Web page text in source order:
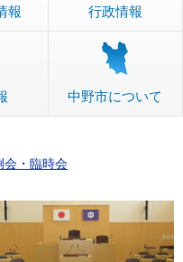
報 行政情報
中野市について
会・臨時会